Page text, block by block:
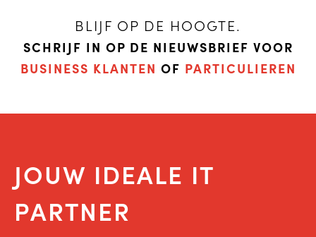
BLIJF OP DE HOOGTE.
SCHRIJF IN OP DE NIEUWSBRIEF VOOR
BUSINESS KLANTEN OF PARTICULIEREN
JOUW IDEALE IT
PARTNER